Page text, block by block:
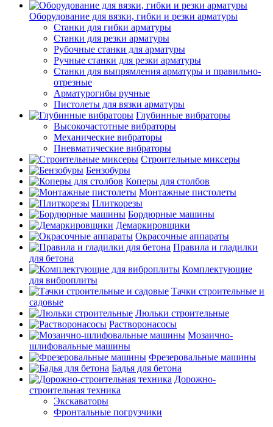
Оборудование для вязки, гибки и резки арматуры
Станки для гибки арматуры
Станки для резки арматуры
Рубочные станки для арматуры
Ручные станки для резки арматуры
Станки для выпрямления арматуры и правильно-
отрезные
Арматурогибы ручные
Пистолеты для вязки арматуры
Глубинные вибраторы
Высокочастотные вибраторы
Механические вибраторы
Пневматические вибраторы
Строительные миксеры
Бензобуры
Коперы для столбов
Монтажные пистолеты
Плиткорезы
Бордюрные машины
Демаркировщики
Окрасочные аппараты
Правила и гладилки
для бетона
Комплектующие
для виброплиты
Тачки строительные и
садовые
Люльки строительные
Растворонасосы
Мозаично-
шлифовальные машины
Фрезеровальные машины
Бадья для бетона
Дорожно-
строительная техника
Экскаваторы
Фронтальные погрузчики